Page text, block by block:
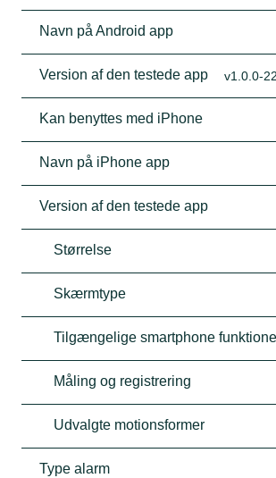
Navn på Android app
Version af den testede app v1.0.0-
Kan benyttes med iPhone
Navn på iPhone app
Version af den testede app
Størrelse
Skærmtype
Tilgængelige smartphone
Måling og registrering
Udvalgte motionsformer
Type alarm